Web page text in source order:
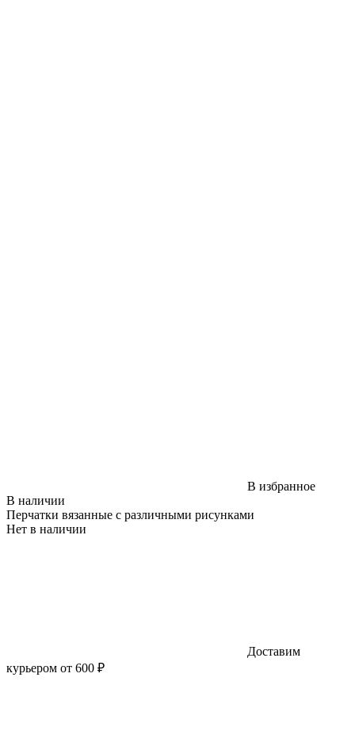
В избранное
В наличии
Перчатки вязанные с различными рисунками
Нет в наличии
Доставим
курьером от 600 ₽